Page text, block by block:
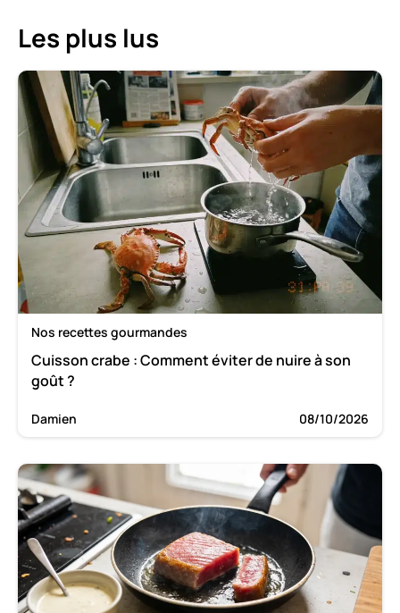
Les plus lus
Nos recettes gourmandes
Cuisson crabe : Comment éviter de nuire à son
goût ?
Damien 08/10/2026